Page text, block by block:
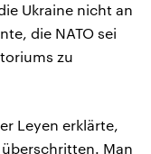
Ukraine nicht an
die NATO sei
zu
Leyen erklärte,
überschritten. ⁠Man